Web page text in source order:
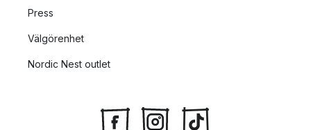
Press
Välgörenhet
Nordic Nest outlet